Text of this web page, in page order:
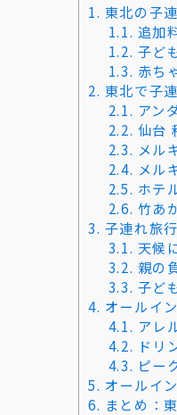
1. 東北の子
1.1. 追加
1.2. 子ど
1.3. 赤ち
2. 東北で子
2.1. アン
2.2. 仙台
2.3. メル
2.4. メル
2.5. ホテ
2.6. 竹あ
3. 子連れ旅
3.1. 天候
3.2. 親の
3.3. 子ど
4. オールイ
4.1. アレ
4.2. ドリ
4.3. ピー
5. オールイ
6. まとめ：